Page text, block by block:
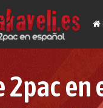
2pac en